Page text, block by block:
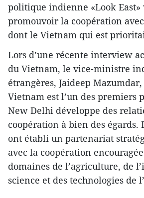
politique indienne «Look East»
promouvoir la coopération
dont le Vietnam qui est
Lors d’une récente interview
du Vietnam, le vice-ministre
étrangères, Jaideep
Vietnam est l’un des premiers
New Delhi développe des
coopération à bien des égards.
ont établi un partenariat
avec la coopération
domaines de l’agriculture, de
science et des technologies de